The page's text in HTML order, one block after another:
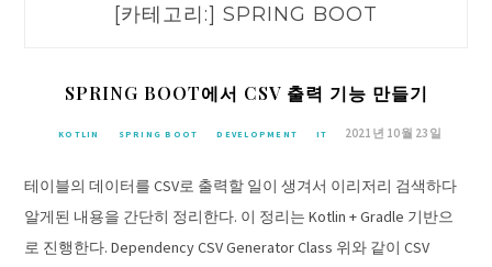
[카테고리:] SPRING BOOT
SPRING BOOT에서 CSV 출력 기능 만들기
KOTLIN SPRING BOOT DEVELOPMENT IT 2021년 10월 23일
테이블의 데이터를 CSV로 출력할 일이 생겨서 이리저리 검색하다
알게된 내용을 간단히 정리한다. 이 정리는 Kotlin + Gradle 기반으
로 진행한다. Dependency CSV Generator Class 위와 같이 CSV